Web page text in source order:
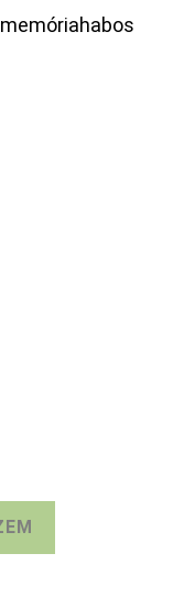
memóriahabos